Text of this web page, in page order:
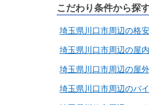
こだわり条件から探
埼玉県川口市周辺の格
埼玉県川口市周辺の屋
埼玉県川口市周辺の屋
埼玉県川口市周辺のバ